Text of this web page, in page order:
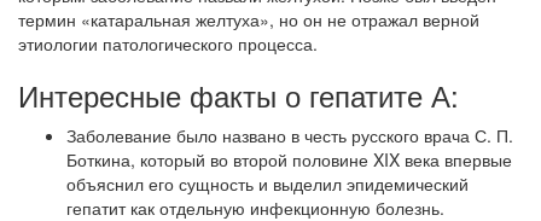
термин «катаральная желтуха», но он не отражал верной
этиологии патологического процесса.
Интересные факты о гепатите А:
Заболевание было названо в честь русского врача С. П.
Боткина, который во второй половине XIX века впервые
объяснил его сущность и выделил эпидемический
гепатит как отдельную инфекционную болезнь.